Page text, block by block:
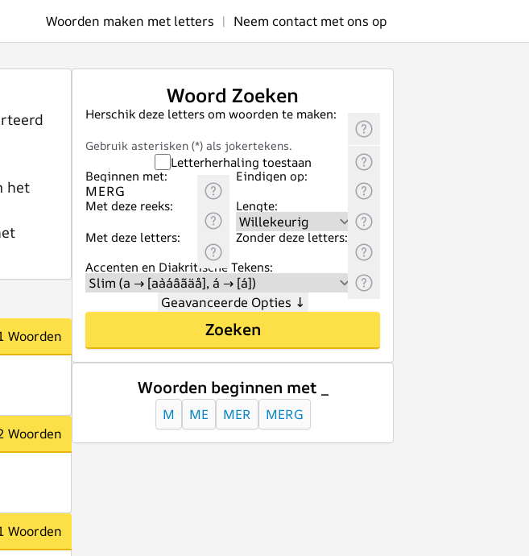
Woorden maken met letters | Neem contact met ons op
het
Woorden
Woorden
Woorden
Woord Zoeken
Herschik deze letters om woorden te maken:
Gebruik asterisken (*) als jokertekens.
Letterherhaling toestaan
Beginnen met:
Eindigen op:
Met deze reeks:
Lengte:
Met deze letters:
Zonder deze letters:
Accenten en Diakritische Tekens:
Geavanceerde Opties ↓
Zoeken
Woorden beginnen met _
M ME MER MERG